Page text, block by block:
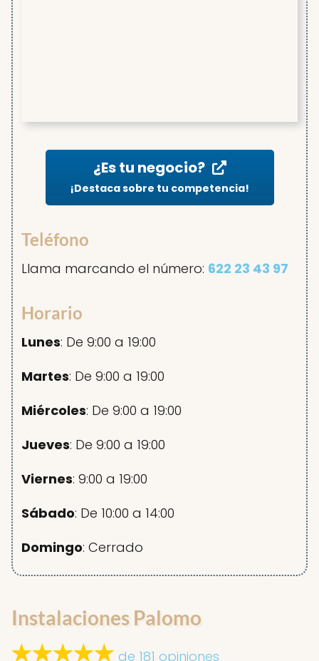
¿Es tu negocio?
¡Destaca sobre tu competencia!
Teléfono
Llama marcando el número: 622 23 43 97
Horario
Lunes: De 9:00 a 19:00
Martes: De 9:00 a 19:00
Miércoles: De 9:00 a 19:00
Jueves: De 9:00 a 19:00
Viernes: 9:00 a 19:00
Sábado: De 10:00 a 14:00
Domingo: Cerrado
Instalaciones Palomo
de 181 opiniones